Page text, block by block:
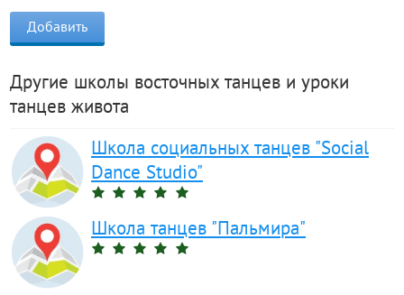
Другие школы восточных танцев и уроки
танцев живота
Школа социальных танцев "Social
Dance Studio"
Школа танцев "Пальмира"